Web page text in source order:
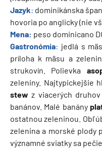
Jazyk: dominikánska
hovoria po anglicky (nie
Mena: peso dominicano
Gastronómia: jedlá s
príloha k mäsu a
strukovín. Polievka
zeleniny. Najtypickejšie
stewz viacerých
banánov. Malé banány
ostatnou zeleninou.
zelenina a morské plody
významné sviatky sa